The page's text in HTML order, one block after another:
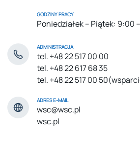
GODZINY PRACY
Poniedziałek – Piątek: 9:00
ADMINISTRACJA
tel. +48 22 517 00 00
tel. +48 22 617 68 35
tel. +48 22 517 00 50
ADRES E-MAIL
wsc@wsc.pl
wsc.pl